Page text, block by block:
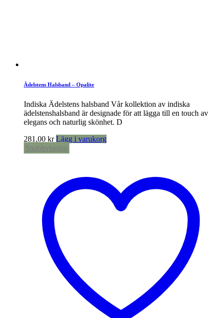
Ädelstens Halsband – Opalite
Indiska Ädelstens halsband Vår kollektion av indiska
ädelstenshalsband är designade för att lägga till en touch av
elegans och naturlig skönhet. D
281,00 kr Lägg i varukorg
Snabbvisning